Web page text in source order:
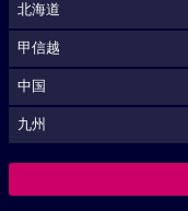
北海道
甲信越
中国
九州